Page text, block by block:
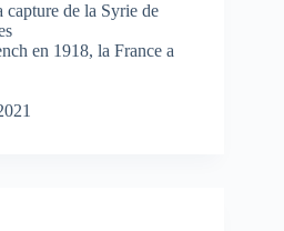
de la Syrie de
en 1918, la France a